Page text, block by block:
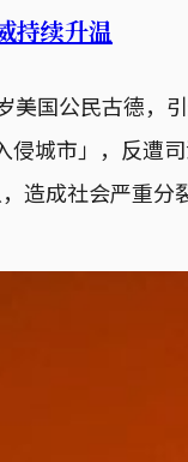
持续升温
国公民古德，
城市」，反
造成社会严重分